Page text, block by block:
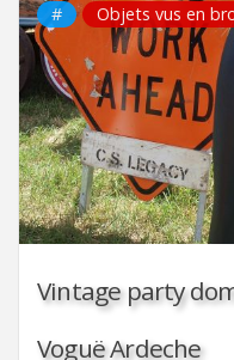
# Objets vus en
Vintage party
Voguë Ardeche